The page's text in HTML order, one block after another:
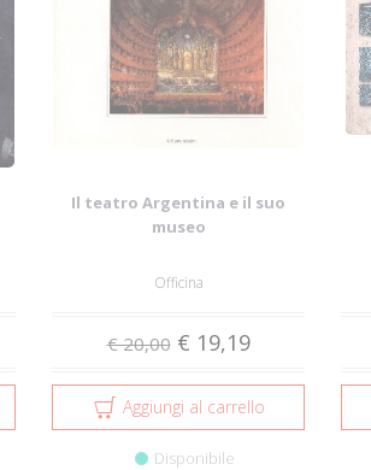
Il teatro Argentina e il suo
museo
Officina
€ 20,00 € 19,19
Aggiungi al carrello
Disponibile